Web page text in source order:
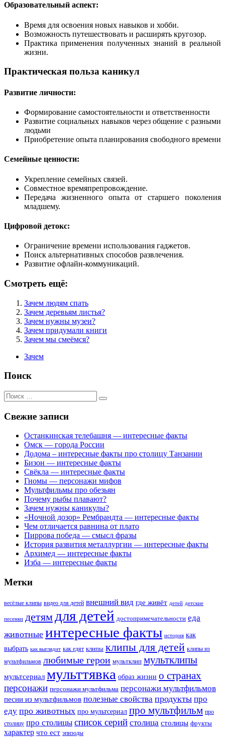
Образовательный аспект:
Время для освоения новых навыков и хобби.
Возможность путешествовать и расширять кругозор.
Практика применения полученных знаний в реальной
жизни.
Практическая польза каникул
Развитие личности:
Формирование самостоятельности и ответственности
Развитие социальных навыков через общение с разными
людьми
Приобретение опыта планирования свободного времени
Семейные ценности:
Укрепление семейных связей.
Совместное времяпрепровождение.
Передача жизненного опыта от старшего поколения
младшему.
Цифровой детокс:
Ограничение времени использования гаджетов.
Поиск альтернативных способов развлечения.
Развитие офлайн-коммуникаций.
Смотреть ещё:
Зачем людям спать
Зачем деревьям листья?
Зачем нужны музеи?
Зачем придумали книги
Зачем мы смеёмся?
Зачем
Поиск
Поиск
для:
Свежие записи
Останкинская телебашня — интересные факты
Омск — города России
Додома – интересные факты про столицу Танзании
Бизон — интересные факты
Свёкла — интересные факты
Гномы — персонажи мифов
Мультфильмы про обезьян
Почему рыбы плавают?
Зачем нужны каникулы?
«Ночной дозор» Рембрандта — интересные факты
Чем отличается равнина от плато
Пиррова победа — смысл фразы
История развития металлургии — интересные факты
Архимед — интересные факты
Изба — интересные факты
Метки
весёлые клипы видео для детей внешний вид где живёт детей детские
песенки детям для детей достопримечательности еда
животные интересные факты история как
выбрать как выглядит как едят клипы клипы для детей клипы из
мультфильмов любимые герои мультклип мультклипы
мультсериал мульттявка образ жизни о странах
персонажи персонажи мультфильма персонажи мультфильмов
песни из мультфильмов полезные свойства продукты про
еду про животных про мультсериал про мультфильм про
столицу про столицы список серий столица столицы фрукты
характер что ест эпизоды